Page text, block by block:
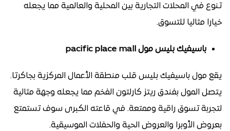
تنوع في المحلات التجارية بين المحلية والعالمية مما يجعله
خيارا مثاليا للتسوق.
باسيفيك بليس مول pacific place mall
يقع مول باسيفيك بليس قلب منطقة الأعمال المركزية بجاكرتا.
يتصل المول بفندق ريتز كارلتون الفخم مما يجعله وجهة مثالية
لتجربة تسوق راقية وممتعة. في قاعته الكبرى سوف تستمتع
بعروض الأوبرا والعروض الحية والحفلات الموسيقية.